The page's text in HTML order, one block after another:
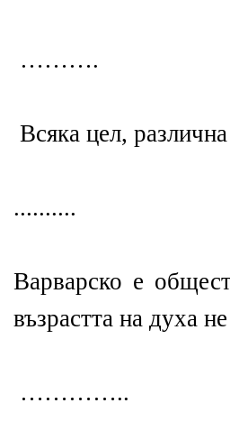
……….
Всяка цел,
..........
Варварско е
възрастта на духа
…………..